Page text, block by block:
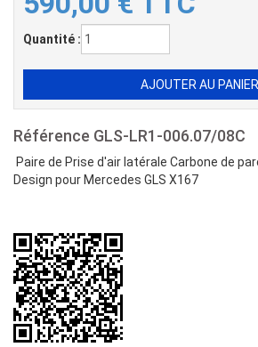
Quantité :
Référence GLS-LR1-006.07/08C
Paire de Prise d'air latérale Carbone de
Design pour Mercedes GLS X167